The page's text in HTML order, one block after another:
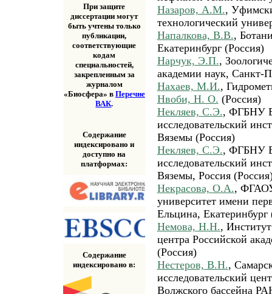
При защите
диссертации могут
быть учтены только
публикации,
соответствующие
кодам
специальностей,
закрепленным за
журналом
«Биосфера» в Перечне
ВАК.
Содержание
индексировано и
доступно на
платформах:
Содержание
индексировано в:
Назаров, А.М.,
технологический
Напалкова, В.В.,
Екатеринбург (Россия)
Нарчук, Э.П.,
академии наук, Санкт-
Нахаев, М.И.,
Нвоби, Н. О. (Россия)
Некляев, С.Э., ФГБНУ
исследовательский
Вяземы (Россия)
Некляев, С.Э., ФГБНУ
исследовательский
Вяземы, Россия
Некрасова, О.А.,
университет имени
Ельцина, Екатеринбург
Немова, Н.Н.,
центра Российской
(Россия)
Нестеров, В.Н.,
исследовательский
Волжского бассейна